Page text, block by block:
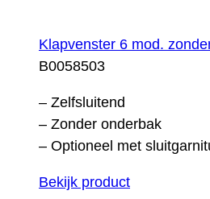
Klapvenster 6 mod.
B0058503
– Zelfsluitend
– Zonder onderbak
– Optioneel met
Bekijk product